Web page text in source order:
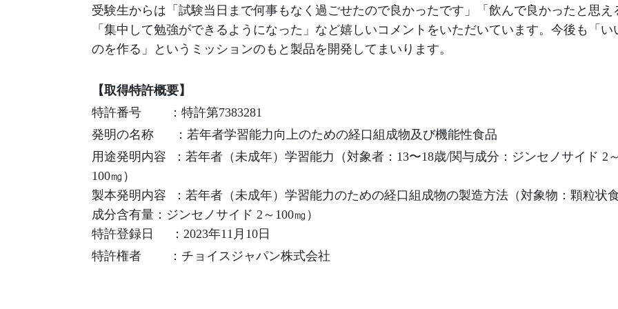
受験生からは「試験当日まで何事もなく過ごせたので良かったです」「飲んで良かったと思え
「集中して勉強ができるようになった」など嬉しいコメントをいただいています。今後も「い
のを作る」というミッションのもと製品を開発してまいります。
【取得特許概要】
特許番号 ：特許第7383281
発明の名称 ：若年者学習能力向上のための経口組成物及び機能性食品
用途発明内容 ：若年者（未成年）学習能力（対象者：13〜18歳/関与成分：ジンセノサイド 2～
100㎎）
製本発明内容 ：若年者（未成年）学習能力のための経口組成物の製造方法（対象物：顆粒状
成分含有量：ジンセノサイド 2～100㎎）
特許登録日 ：2023年11月10日
特許権者 ：チョイスジャパン株式会社